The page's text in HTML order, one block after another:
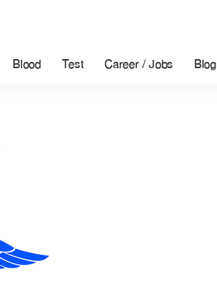
Blood Test Career / Jobs Blog